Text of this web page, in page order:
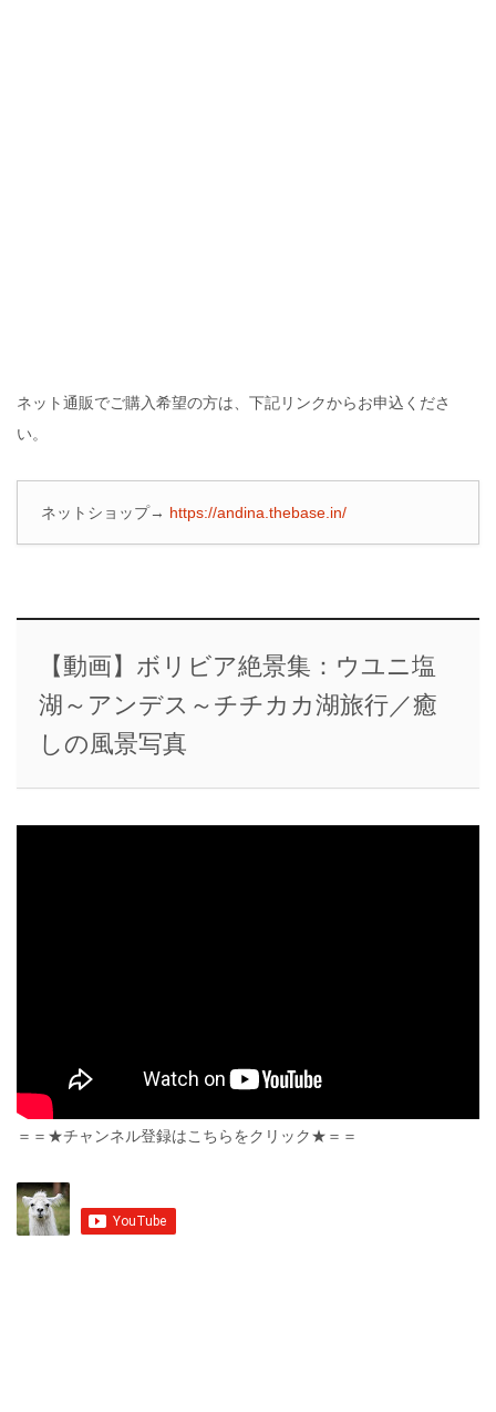
ネット通販でご購入希望の方は、下記リンクからお申込くださ
い。
ネットショップ→ https://andina.thebase.in/
【動画】ボリビア絶景集：ウユニ塩
湖～アンデス～チチカカ湖旅行／癒
しの風景写真
＝＝★チャンネル登録はこちらをクリック★＝＝